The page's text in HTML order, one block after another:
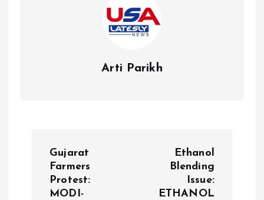
Arti Parikh
Gujarat
Farmers
Protest:
MODI-
Ethanol
Blending
Issue:
ETHANOL